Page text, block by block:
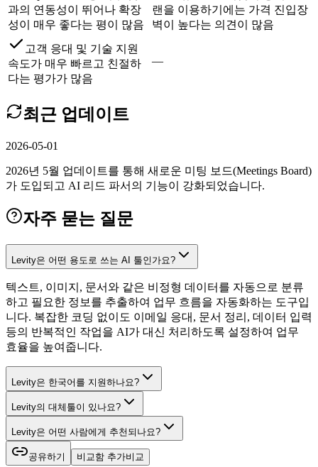
과의 연동성이 뛰어나 확장
성이 매우 좋다는 평이 많음
랜을 이용하기에는 가격 진입장
벽이 높다는 의견이 많음
고객 응대 및 기술 지원
속도가 매우 빠르고 친절하
다는 평가가 많음
—
최근 업데이트
2026-05-01
2026년 5월 업데이트를 통해 새로운 미팅 보드(Meetings Board)
가 도입되고 AI 리드 파서의 기능이 강화되었습니다.
자주 묻는 질문
Levity은 어떤 용도로 쓰는 AI 툴인가요?
텍스트, 이미지, 문서와 같은 비정형 데이터를 자동으로 분류
하고 필요한 정보를 추출하여 업무 흐름을 자동화하는 도구입
니다. 복잡한 코딩 없이도 이메일 응대, 문서 정리, 데이터 입력
등의 반복적인 작업을 AI가 대신 처리하도록 설정하여 업무
효율을 높여줍니다.
Levity은 한국어를 지원하나요?
Levity의 대체툴이 있나요?
Levity은 어떤 사람에게 추천되나요?
공유하기 비교함 추가비교